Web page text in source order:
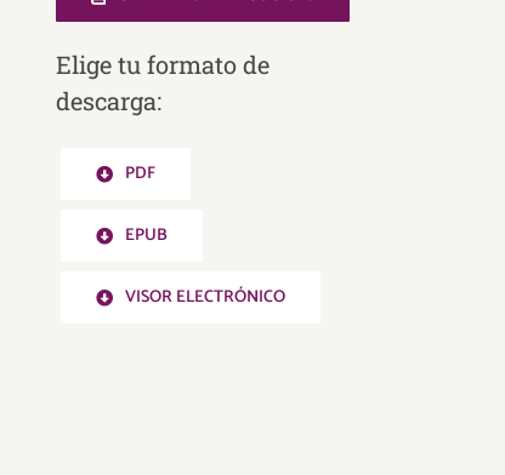
Elige tu formato de
descarga:
PDF
EPUB
VISOR ELECTRÓNICO